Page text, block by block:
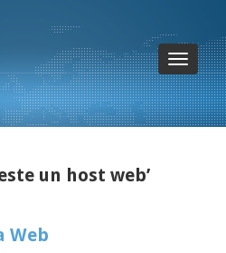
Toggle
un host web’
Web